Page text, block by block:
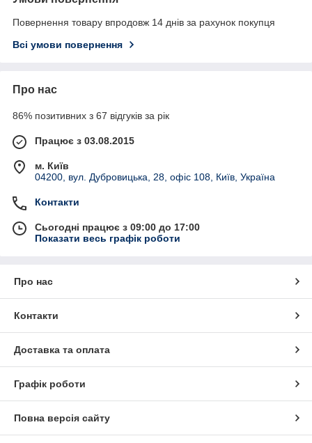
Повернення товару впродовж 14 днів за рахунок покупця
Всі умови повернення
Про нас
86% позитивних з 67 відгуків за рік
Працює з 03.08.2015
м. Київ
04200, вул. Дубровицька, 28, офіс 108, Київ, Україна
Контакти
Сьогодні працює з 09:00 до 17:00
Показати весь графік роботи
Про нас
Контакти
Доставка та оплата
Графік роботи
Повна версія сайту